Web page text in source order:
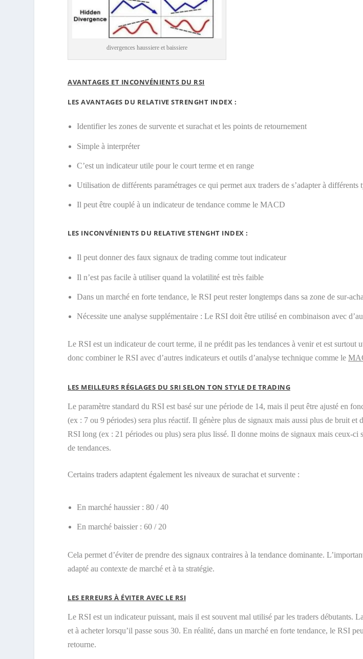
divergences haussiere et baissiere
AVANTAGES ET INCONVÉNIENTS DU RSI
LES AVANTAGES DU RELATIVE STRENGHT INDEX :
Identifier les zones de survente et surachat et les points de retournement
Simple à interpréter
C’est un indicateur utile pour le court terme et en range
Utilisation de différents paramétrages ce qui permet aux traders de s’adapter à différents
Il peut être couplé à un indicateur de tendance comme le MACD
LES INCONVÉNIENTS DU RELATIVE STENGHT INDEX :
Il peut donner des faux signaux de trading comme tout indicateur
Il n’est pas facile à utiliser quand la volatilité est très faible
Dans un marché en forte tendance, le RSI peut rester longtemps dans sa zone de sur-
Nécessite une analyse supplémentaire : Le RSI doit être utilisé en combinaison avec
Le RSI est un indicateur de court terme, il ne prédit pas les tendances à venir et est surtout
donc combiner le RSI avec d’autres indicateurs et outils d’analyse technique comme le
LES MEILLEURS RÉGLAGES DU SRI SELON TON STYLE DE TRADING
Le paramètre standard du RSI est basé sur une période de 14, mais il peut être ajusté en
(ex : 7 ou 9 périodes) sera plus réactif. Il génère plus de signaux mais aussi plus de bruit
RSI long (ex : 21 périodes ou plus) sera plus lissé. Il donne moins de signaux mais ceux-
de tendances.
Certains traders adaptent également les niveaux de surachat et survente :
En marché haussier : 80 / 40
En marché baissier : 60 / 20
Cela permet d’éviter de prendre des signaux contraires à la tendance dominante.
adapté au contexte de marché et à ta stratégie.
LES ERREURS À ÉVITER AVEC LE RSI
Le RSI est un indicateur puissant, mais il est souvent mal utilisé par les traders débutants.
et à acheter lorsqu’il passe sous 30. En réalité, dans un marché en forte tendance, le RSI
retourne.